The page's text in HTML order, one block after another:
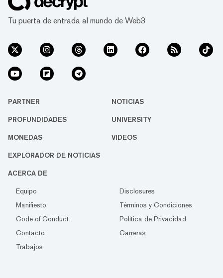
Tu puerta de entrada al mundo de Web3
PARTNER NOTICIAS
PROFUNDIDADES UNIVERSITY
MONEDAS VIDEOS
EXPLORADOR DE NOTICIAS
ACERCA DE
Equipo
Disclosures
Manifiesto
Términos y Condiciones
Code of Conduct
Política de Privacidad
Contacto
Carreras
Trabajos